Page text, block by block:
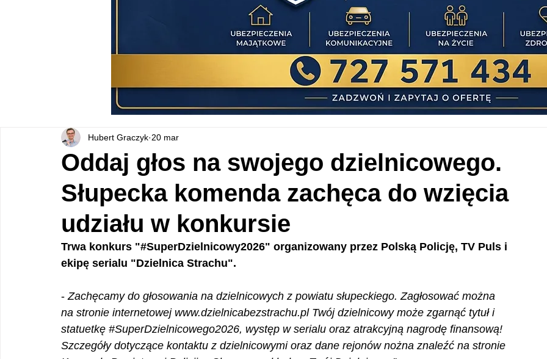
Oddaj głos na swojego dzielnicowego.
Słupecka komenda zachęca do wzięcia
udziału w konkursie
Hubert Graczyk 20 mar
Trwa konkurs "#SuperDzielnicowy2026" organizowany przez Polską Policję, TV Puls i
ekipę serialu "Dzielnica Strachu".
- Zachęcamy do głosowania na dzielnicowych z powiatu słupeckiego. Zagłosować można
na stronie internetowej www.dzielnicabezstrachu.pl Twój dzielnicowy może zgarnąć tytuł i
statuetkę #SuperDzielnicowego2026, występ w serialu oraz atrakcyjną nagrodę finansową!
Szczegóły dotyczące kontaktu z dzielnicowymi oraz dane rejonów nożna znaleźć na stronie